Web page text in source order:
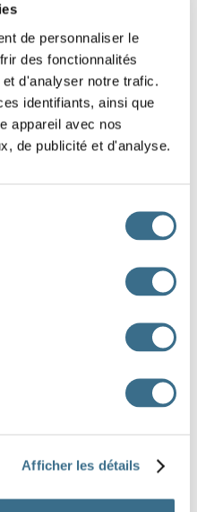
de personnaliser le
des fonctionnalités
d'analyser notre trafic.
identifiants, ainsi que
appareil avec nos
de publicité et d'analyse.
Afficher les détails